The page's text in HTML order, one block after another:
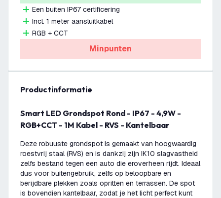
Een buiten IP67 certificering
Incl. 1 meter aansluitkabel
RGB + CCT
Minpunten
productinformatie
Smart LED Grondspot Rond - IP67 - 4,9W -
RGB+CCT - 1M Kabel - RVS - Kantelbaar
Deze robuuste grondspot is gemaakt van hoogwaardig
roestvrij staal (RVS) en is dankzij zijn IK10 slagvastheid
zelfs bestand tegen een auto die eroverheen rijdt. Ideaal
dus voor buitengebruik, zelfs op beloopbare en
berijdbare plekken zoals opritten en terrassen. De spot
is bovendien kantelbaar, zodat je het licht perfect kunt